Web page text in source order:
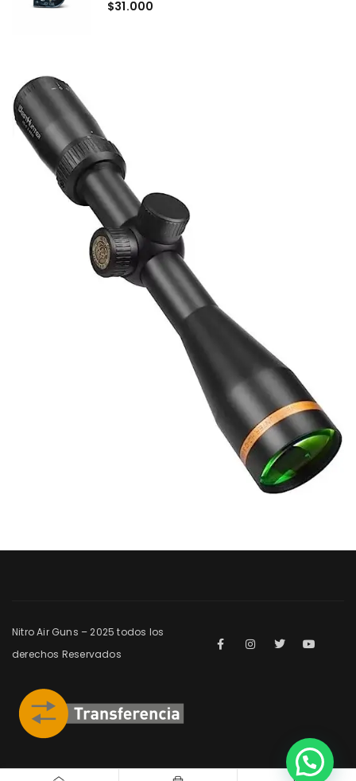
$31.000
Nitro Air Guns – 2025 todos los
derechos Reservados